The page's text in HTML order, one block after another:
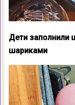
Дети
шариками